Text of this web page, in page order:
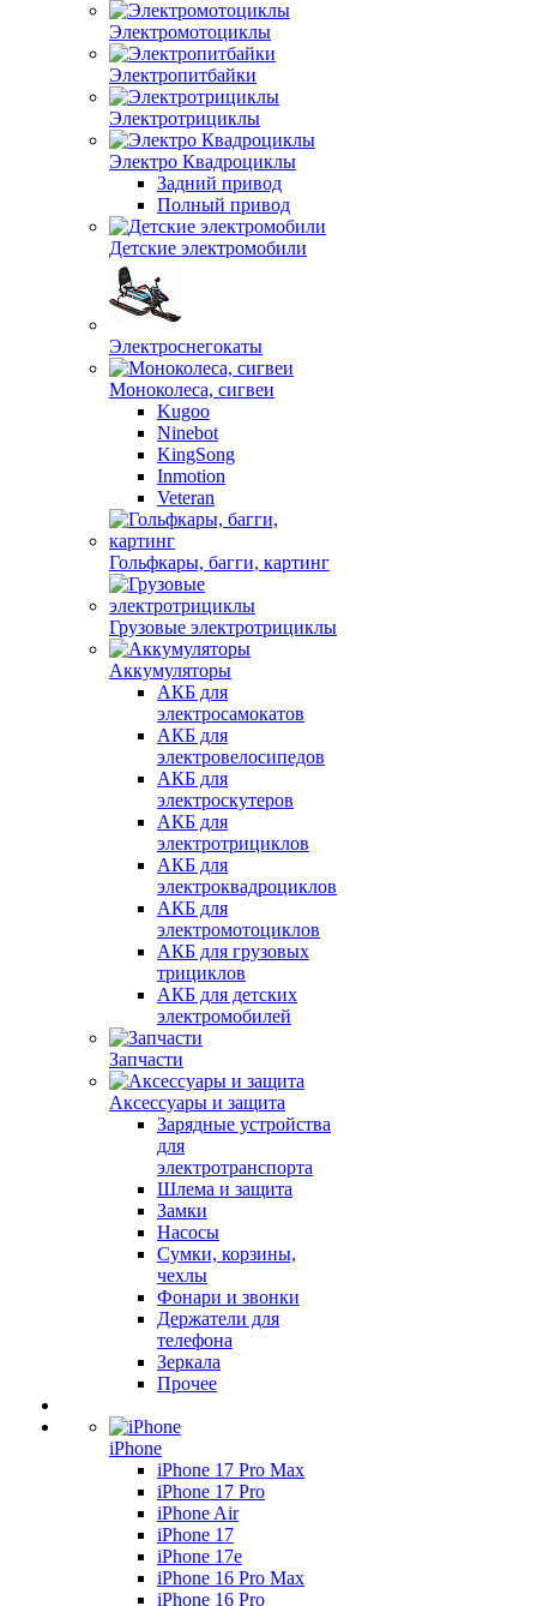
Электромотоциклы
Электропитбайки
Электротрициклы
Электро Квадроциклы
Задний привод
Полный привод
Детские электромобили
Электроснегокаты
Моноколеса, сигвеи
Kugoo
Ninebot
KingSong
Inmotion
Veteran
Гольфкары, багги, картинг
Грузовые электротрициклы
Аккумуляторы
АКБ для
электросамокатов
АКБ для
электровелосипедов
АКБ для
электроскутеров
АКБ для
электротрициклов
АКБ для
электроквадроциклов
АКБ для
электромотоциклов
АКБ для грузовых
трициклов
АКБ для детских
электромобилей
Запчасти
Аксессуары и защита
Зарядные устройства
для
электротранспорта
Шлема и защита
Замки
Насосы
Сумки, корзины,
чехлы
Фонари и звонки
Держатели для
телефона
Зеркала
Прочее
iPhone
iPhone 17 Pro Max
iPhone 17 Pro
iPhone Air
iPhone 17
iPhone 17e
iPhone 16 Pro Max
iPhone 16 Pro